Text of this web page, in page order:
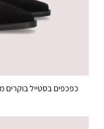
כפכפים בסטייל בוקרים